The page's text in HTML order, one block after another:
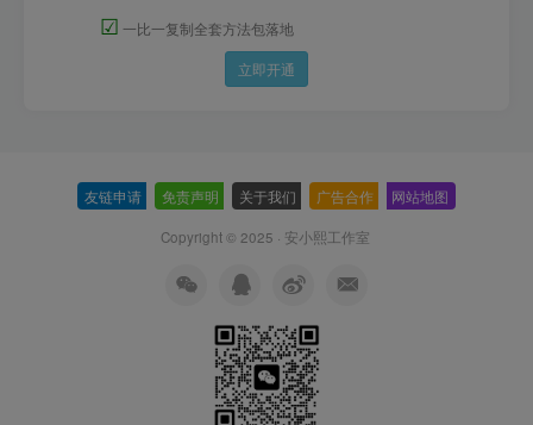
☑ 一比一复制全套方法包落地
立即开通
友链申请 免责声明 关于我们 广告合作 网站地图
Copyright © 2025 · 安小熙工作室